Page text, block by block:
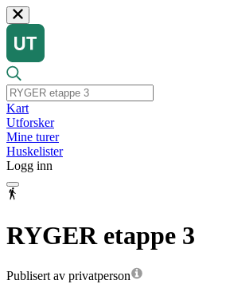
Kart
Utforsker
Mine turer
Huskelister
Logg inn
RYGER etappe 3
Publisert av privatperson